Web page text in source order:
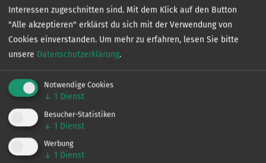
Interessen zugeschnitten sind. Mit dem Klick auf den Button
"Alle akzeptieren" erklärst du sich mit der Verwendung von
Cookies einverstanden. Um mehr zu erfahren, lesen Sie bitte
unsere Datenschutzerklärung.
Notwendige Cookies
↓ 1 Dienst
Besucher-Statistiken
↓ 1 Dienst
Werbung
↓ 1 Dienst